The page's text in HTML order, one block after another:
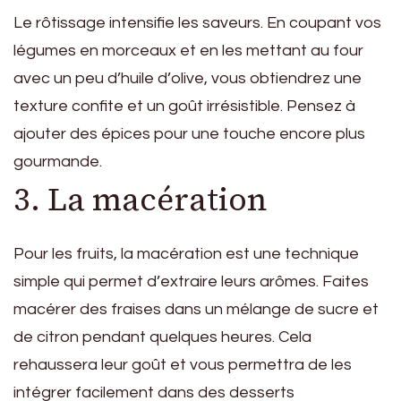
Le rôtissage intensifie les saveurs. En coupant vos
légumes en morceaux et en les mettant au four
avec un peu d’huile d’olive, vous obtiendrez une
texture confite et un goût irrésistible. Pensez à
ajouter des épices pour une touche encore plus
gourmande.
3. La macération
Pour les fruits, la macération est une technique
simple qui permet d’extraire leurs arômes. Faites
macérer des fraises dans un mélange de sucre et
de citron pendant quelques heures. Cela
rehaussera leur goût et vous permettra de les
intégrer facilement dans des desserts